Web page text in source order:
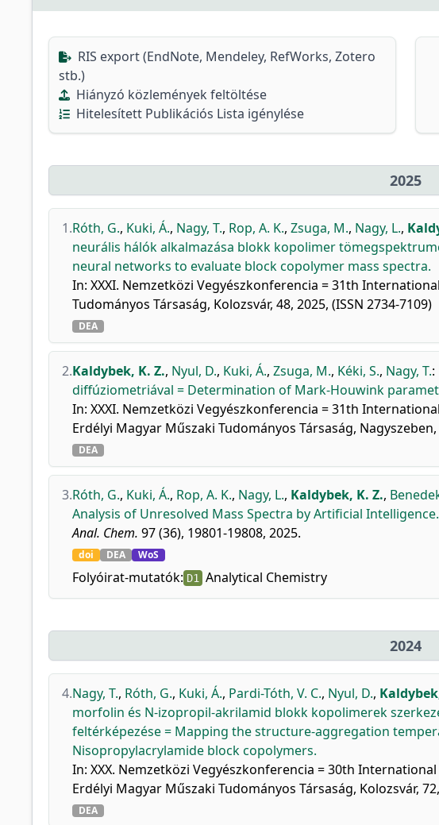
RIS export (EndNote, Mendeley, RefWorks, Zotero
stb.)
Hiányzó közlemények feltöltése
Hitelesített Publikációs Lista igénylése
2025
1.Róth, G., Kuki, Á., Nagy, T., Rop, A. K., Zsuga, M., Nagy, L.,
neurális hálók alkalmazása blokk kopolimer
neural networks to evaluate block copolymer mass spectra.
In: XXXI. Nemzetközi Vegyészkonferencia = 31th
Tudományos Társaság, Kolozsvár, 48, 2025, (ISSN 2734-7109)
DEA
2.Kaldybek, K. Z., Nyul, D., Kuki, Á., Zsuga, M., Kéki, S., Nagy, T.:
diffúziometriával = Determination of Mark-Houwink
In: XXXI. Nemzetközi Vegyészkonferencia = 31th
Erdélyi Magyar Műszaki Tudományos Társaság, Nagyszeben,
DEA
3.Róth, G., Kuki, Á., Rop, A. K., Nagy, L., Kaldybek, K. Z.,
Analysis of Unresolved Mass Spectra by Artificial Intelligence.
Anal. Chem. 97 (36), 19801-19808, 2025.
doi DEA WoS
Folyóirat-mutatók: D1 Analytical Chemistry
2024
4.Nagy, T., Róth, G., Kuki, Á., Pardi-Tóth, V. C., Nyul, D.,
morfolin és N-izopropil-akrilamid blokk kopolimerek
feltérképezése = Mapping the structure-aggregation
Nisopropylacrylamide block copolymers.
In: XXX. Nemzetközi Vegyészkonferencia = 30th
Erdélyi Magyar Műszaki Tudományos Társaság, Kolozsvár,
DEA